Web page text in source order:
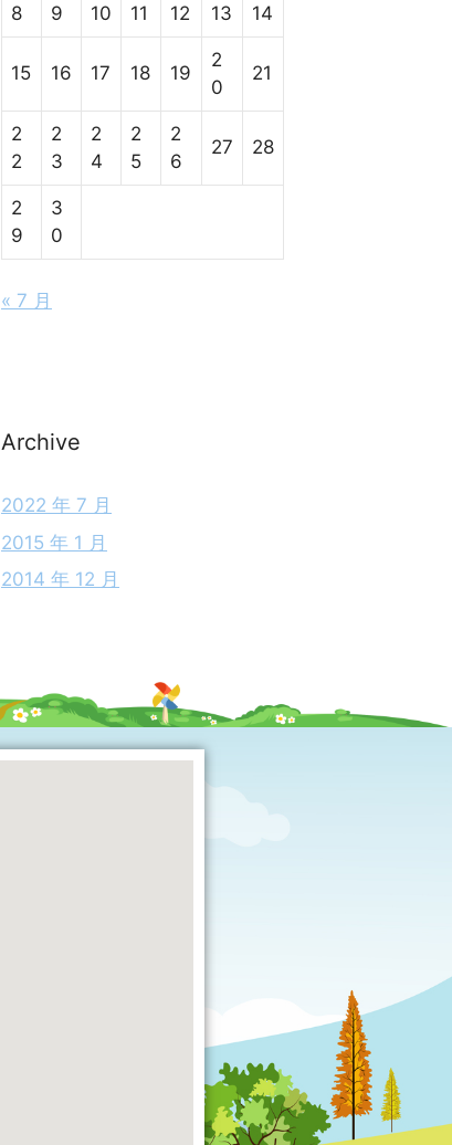
8 9 10 11 12 13 14
15 16 17 18 19
2
0
21
2
2
2
3
2
4
2
5
2
6
27 28
2
9
3
0
« 7 月
Archive
2022 年 7 月
2015 年 1 月
2014 年 12 月